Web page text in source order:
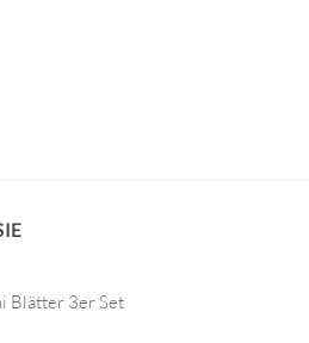
Blätter 3er Set